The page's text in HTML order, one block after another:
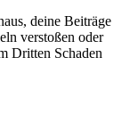
deine Beiträge
verstoßen oder
Dritten Schaden